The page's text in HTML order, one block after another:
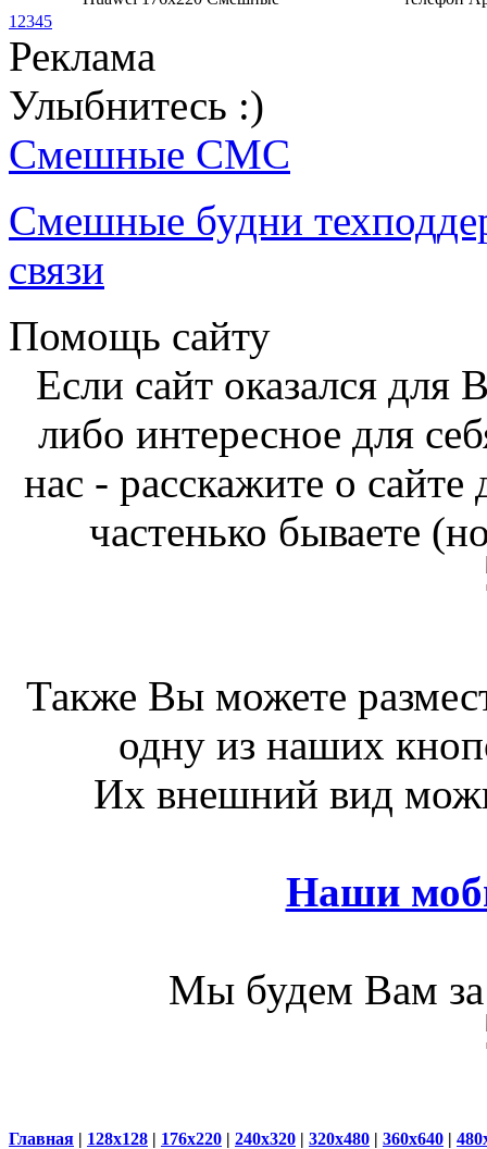
1 2345
Реклама
Улыбнитесь :)
Смешные СМС
Смешные будни
связи
Помощь сайту
Если сайт оказался
либо интересное для
нас - расскажите о
частенько бываете
Также Вы можете
одну из наших
Их внешний вид
Наши
Мы будем Вам за
Главная | 128x128 | 176x220 | 240x320 | 320x480 | 360x640 |